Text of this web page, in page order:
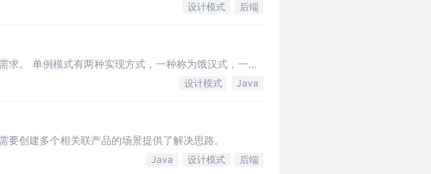
设计模式 后端
。 单例模式有两种实现方式，一种称为饿汉式，一种
设计模式 Java
创建多个相关联产品的场景提供了解决思路。
Java 设计模式 后端